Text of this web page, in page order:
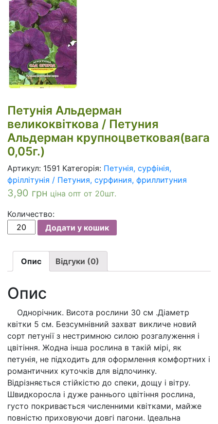
Петунія Альдерман
великоквіткова / Петуния
Альдерман крупноцветковая(вага
0,05г.)
Артикул: 1591 Категорія: Петунія, сурфінія,
фріллітунія / Петуния, сурфиния, фриллитуния
3,90 грн ціна опт от 20шт.
Количество:
Петунія
Альдерман
великоквіткова
Петуния
крупноцветковая(вага
0,05г.)
кількість
Додати у кошик
Опис Відгуки (0)
Опис
Однорічник. Висота рослини 30 см .Діаметр
квітки 5 см. Безсумнівний захват викличе новий
сорт петунії з нестримною силою розгалуження і
цвітіння. Жодна інша рослина в такій мірі, як
петунія, не підходить для оформлення комфортних і
романтичних куточків для відпочинку.
Відрізняється стійкістю до спеки, дощу і вітру.
Швидкоросла і дуже раннього цвітіння рослина,
густо покривається численними квітками, майже
повністю приховуючи довгі пагони. Ідеальна